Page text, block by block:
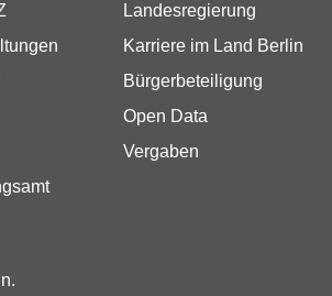
Landesregierung
Karriere im Land Berlin
Bürgerbeteiligung
Open Data
Vergaben